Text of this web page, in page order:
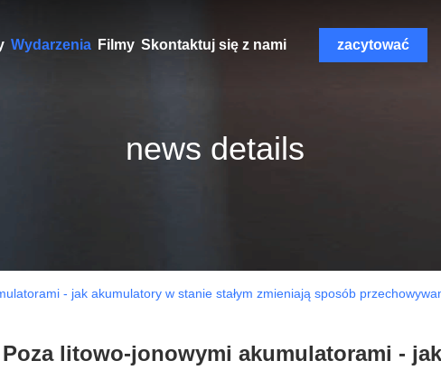
Wydarzenia Filmy Skontaktuj się z nami zacytować
news details
- jak akumulatory w stanie stałym zmieniają sposób
Poza litowo-jonowymi akumulatorami -